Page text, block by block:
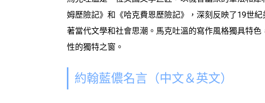
姆歷險記》和《哈克費恩歷險記》，深刻反映了19世
著當代文學和社會思潮。馬克吐溫的寫作風格獨具特
性的獨特之窗。
約翰藍儂名言（中文＆英文）